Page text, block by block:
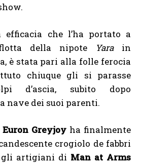
efficacia che l’ha portato a
della nipote
Yarain
è stata pari alla folle ferocia
chiuque gli si parasse
d’ascia, subito dopo
nave dei suoi parenti.
Greyjoyha finalmente
crogiolo de fabbri
artigiani di Man at Arms